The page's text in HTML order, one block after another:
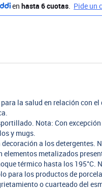
la salud en relación con
Nota: Con
y mugs.
decoración a los detergentes.
elementos metalizados
térmico hasta los
para los productos de
o cuarteado del